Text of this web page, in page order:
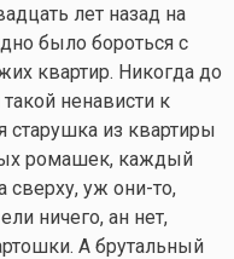
лет назад на
было бороться с
квартир. Никогда до
ненависти к
из квартиры
ромашек, каждый
сверху, уж они-то,
ничего, ан нет,
А брутальный